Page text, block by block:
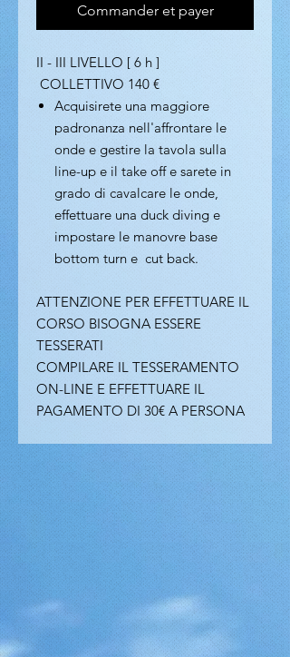
Commander et payer
II - III LIVELLO [ 6 h ]
COLLETTIVO 140 €
Acquisirete una maggiore
padronanza nell'affrontare le
onde e gestire la tavola sulla
line-up e il take off e sarete in
grado di cavalcare le onde,
effettuare una duck diving e
impostare le manovre base
bottom turn e cut back.
ATTENZIONE PER EFFETTUARE IL
CORSO BISOGNA ESSERE
TESSERATI
COMPILARE IL TESSERAMENTO
ON-LINE E EFFETTUARE IL
PAGAMENTO DI 30€ A PERSONA